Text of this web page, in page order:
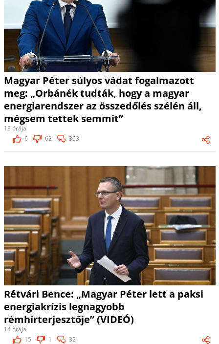
Magyar Péter súlyos vádat fogalmazott
meg: „Orbánék tudták, hogy a magyar
energiarendszer az összedőlés szélén áll,
mégsem tettek semmit”
13 órája
6
62 363
Rétvári Bence: „Magyar Péter lett a paksi
energiakrízis legnagyobb
rémhírterjesztője” (VIDEÓ)
14 órája
15
1 32